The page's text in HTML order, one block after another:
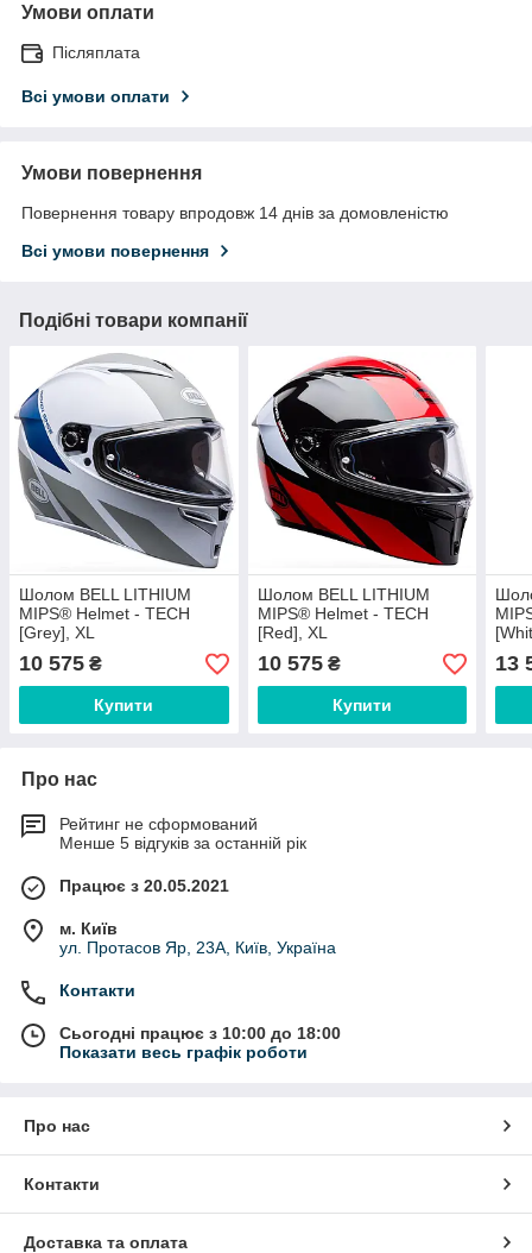
Умови оплати
Післяплата
Всі умови оплати
Умови повернення
Повернення товару впродовж 14 днів за домовленістю
Всі умови повернення
Подібні товари компанії
Шолом BELL LITHIUM
MIPS® Helmet - TECH
[Grey], XL
10 575 ₴
Купити
Шолом BELL LITHIUM
MIPS® Helmet - TECH
[Red], XL
10 575₴
Купити
13
Про нас
Рейтинг не сформований
Менше 5 відгуків за останній рік
Працює з 20.05.2021
м. Київ
ул. Протасов Яр, 23А, Київ, Україна
Контакти
Сьогодні працює з 10:00 до 18:00
Показати весь графік роботи
Про нас
Контакти
Доставка та оплата